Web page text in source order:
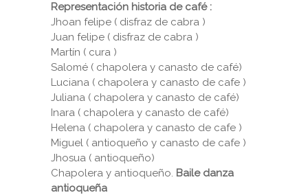
Representación historia de café :
Jhoan felipe ( disfraz de cabra )
Juan felipe ( disfraz de cabra )
Martín ( cura )
Salomé ( chapolera y canasto de café)
Luciana ( chapolera y canasto de cafe )
Juliana ( chapolera y canasto de café)
Inara ( chapolera y canasto de café)
Helena ( chapolera y canasto de cafe )
Miguel ( antioqueño y canasto de cafe )
Jhosua ( antioqueño)
Chapolera y antioqueño. Baile danza
antioqueña